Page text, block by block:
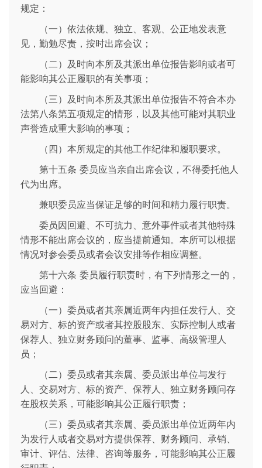
规定：
（一）依法依规、独立、客观、公正地发表意
见，勤勉尽责，按时出席会议；
（二）及时向本所及其派出单位报告影响或者可
能影响其公正履职的有关事项；
（三）及时向本所及其派出单位报告不符合本办
法第八条第五项规定的情形，以及其他可能对其职业
声誉造成重大影响的事项；
（四）本所规定的其他工作纪律和履职要求。
第十五条 委员应当亲自出席会议，不得委托他人
代为出席。
兼职委员应当保证足够的时间和精力履行职责。
委员因回避、不可抗力、意外事件或者其他特殊
情形不能出席会议的，应当提前通知。本所可以根据
情况对参会委员或者会议安排等作相应调整。
第十六条 委员履行职责时，有下列情形之一的，
应当回避：
（一）委员或者其亲属近两年内担任发行人、交
易对方、标的资产或者其控股股东、实际控制人或者
保荐人、独立财务顾问的董事、监事、高级管理人
员；
（二）委员或者其亲属、委员派出单位与发行
人、交易对方、标的资产、保荐人、独立财务顾问存
在股权关系，可能影响其公正履行职责；
（三）委员或者其亲属、委员派出单位近两年内
为发行人或者交易对方提供保荐、财务顾问、承销、
审计、评估、法律、咨询等服务，可能影响其公正履